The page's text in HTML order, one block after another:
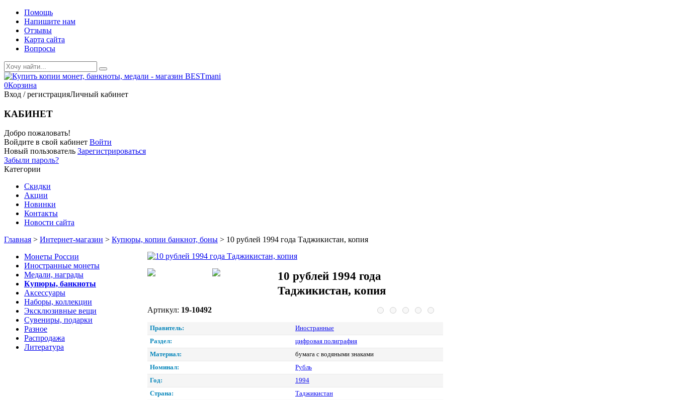
Помощь
Напишите нам
Отзывы
Карта сайта
Вопросы
0Корзина
Вход / регистрацияЛичный кабинет
КАБИНЕТ
Добро пожаловать!
Войдите в свой кабинет Войти
Новый пользователь Зарегистрироваться
Забыли пароль?
Категории
Скидки
Акции
Новинки
Контакты
Новости сайта
Главная > Интернет-магазин > Купюры, копии банкнот, боны > 10 рублей 1994 года Таджикистан, копия
10 рублей 1994 года
Таджикистан, копия
Артикул: 19-10492
Правитель:
Иностранные
Раздел:
цифровая полиграфия
Материал:
бумага с водяными знаками
Номинал:
Рубль
Год:
1994
Страна:
Таджикистан
Монеты России
Иностранные монеты
Медали, награды
Купюры, банкноты
Аксессуары
Наборы, коллекции
Эксклюзивные вещи
Сувениры, подарки
Разное
Распродажа
Литература